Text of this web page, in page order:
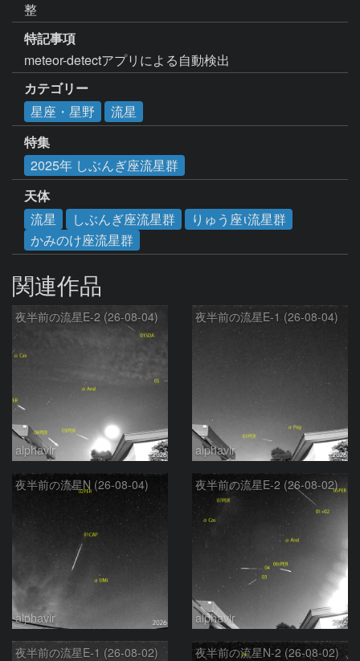
整
特記事項
meteor-detectアプリによる自動検出
カテゴリー
星座・星野
流星
特集
2025年 しぶんぎ座流星群
天体
流星
しぶんぎ座流星群
りゅう座ι流星群
かみのけ座流星群
関連作品
夜半前の流星E-2 (26-08-04)
alphavir
夜半前の流星E-1 (26-08-04)
alphavir
夜半前の流星N (26-08-04)
alphavir
夜半前の流星E-2 (26-08-02)
alphavir
夜半前の流星E-1 (26-08-02) 夜半前の流星N-2 (26-08-02)